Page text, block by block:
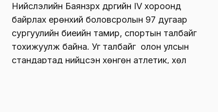
Нийслэлийн Баянзүрх дүүргийн IV хороонд
байрлах ерөнхий боловсролын 97 дугаар
сургуулийн биеийн тамир, спортын талбайг
тохижуулж байна. Уг талбайг олон улсын
стандартад нийцсэн хөнгөн атлетик, хөл